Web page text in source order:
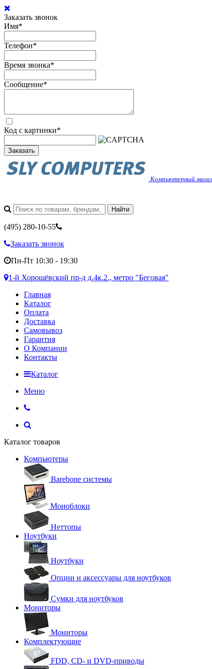
Заказать звонок
Имя*
Телефон*
Время звонка*
Сообщение*
Код с картинки*
Заказать
Компьютерный
(495) 280-10-55
Заказать звонок
Пн-Пт 10:30 - 19:30
1-й Хорошёвский пр-д д.4к.2., метро "Беговая"
Главная
Каталог
Оплата
Доставка
Самовывоз
Гарантия
О Компании
Контакты
Каталог
Меню
Каталог товаров
Компьютеры
Barebone системы
Моноблоки
Неттопы
Ноутбуки
Ноутбуки
Опции и аксессуары для ноутбуков
Сумки для ноутбуков
Мониторы
Мониторы
Комплектующие
FDD, CD- и DVD-приводы